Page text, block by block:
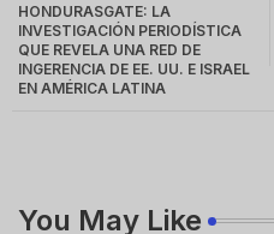
HONDURASGATE: LA
INVESTIGACIÓN PERIODÍSTICA
QUE REVELA UNA RED DE
INGERENCIA DE EE. UU. E ISRAEL
EN AMÉRICA LATINA
You May Like